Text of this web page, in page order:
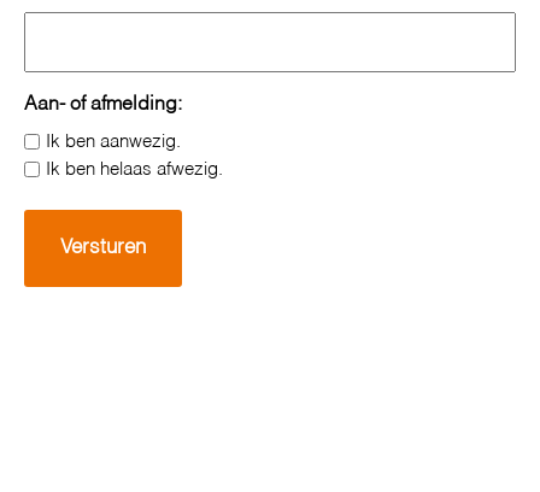
Aan- of afmelding:
Ik ben aanwezig.
Ik ben helaas afwezig.